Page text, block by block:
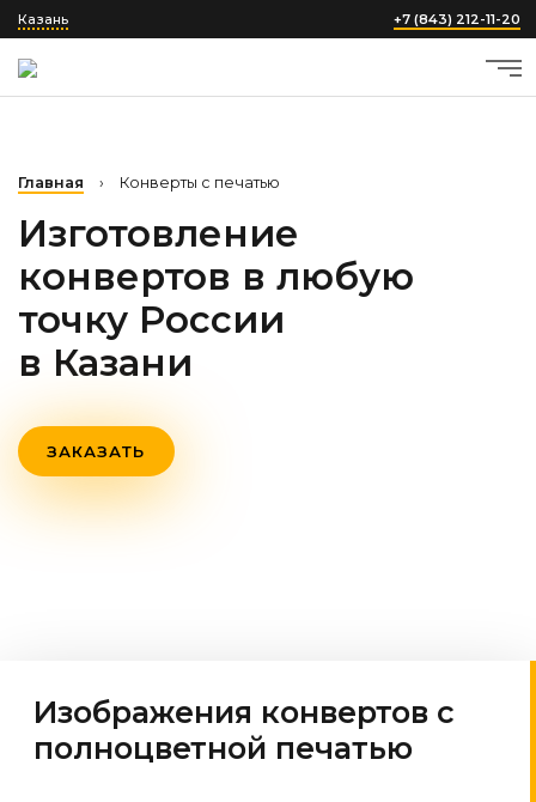
Казань +7 (843) 212-11-20
Главная › Конверты с печатью
Изготовление
конвертов в любую
точку России
в Казани
ЗАКАЗАТЬ
Изображения конвертов с
полноцветной печатью